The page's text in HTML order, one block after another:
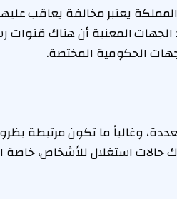
يعتبر مخالفة يعاقب
الجهات المعنية أن هناك
الحكومية المختصة.
وغالباً ما تكون مرتبطة
حالات استغلال للأشخاص، خاصة